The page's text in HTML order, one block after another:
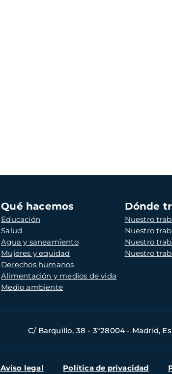
Qué hacemos
Educación
Salud
Agua y saneamiento
Mujeres y equidad
Derechos humanos
Alimentación y medios de vida
Medio ambiente
Dónde
Nuestro
Nuestro
Nuestro
Nuestro
C/ Barquillo, 38 - 3º28004 - Madrid,
Aviso legal Política de privacidad